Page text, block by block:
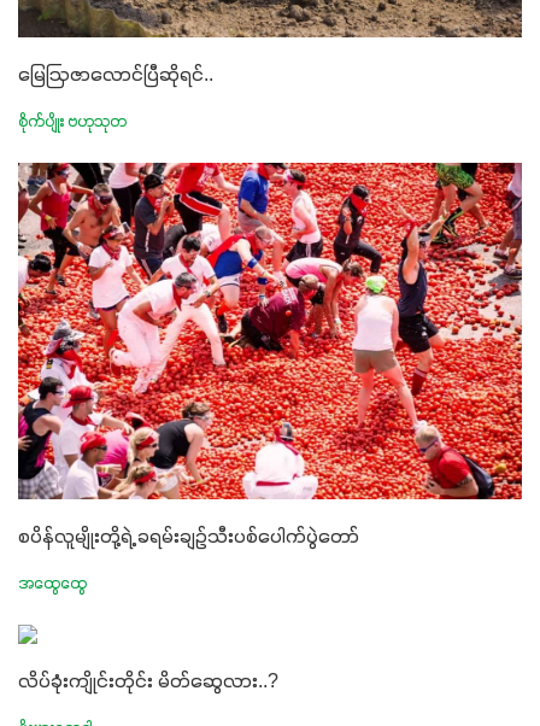
မြေဩဇာလောင်ပြီဆိုရင်..
စိုက်ပျိုး ဗဟုသုတ
စပိန်လူမျိုးတို့ရဲ့ ခရမ်းချဉ်သီးပစ်ပေါက်ပွဲတော်
အထွေထွေ
လိပ်ခုံးကျိုင်းတိုင်း မိတ်ဆွေလား..?